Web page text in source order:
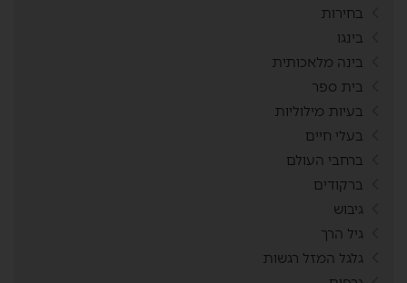
בחירות
בינגו
בינה מלאכותית
בית ספר
בעיות מילוליות
בעלי חיים
ברחבי העולם
ברקודים
גיבוש
גיל הרך
גלגל המזל רגשות